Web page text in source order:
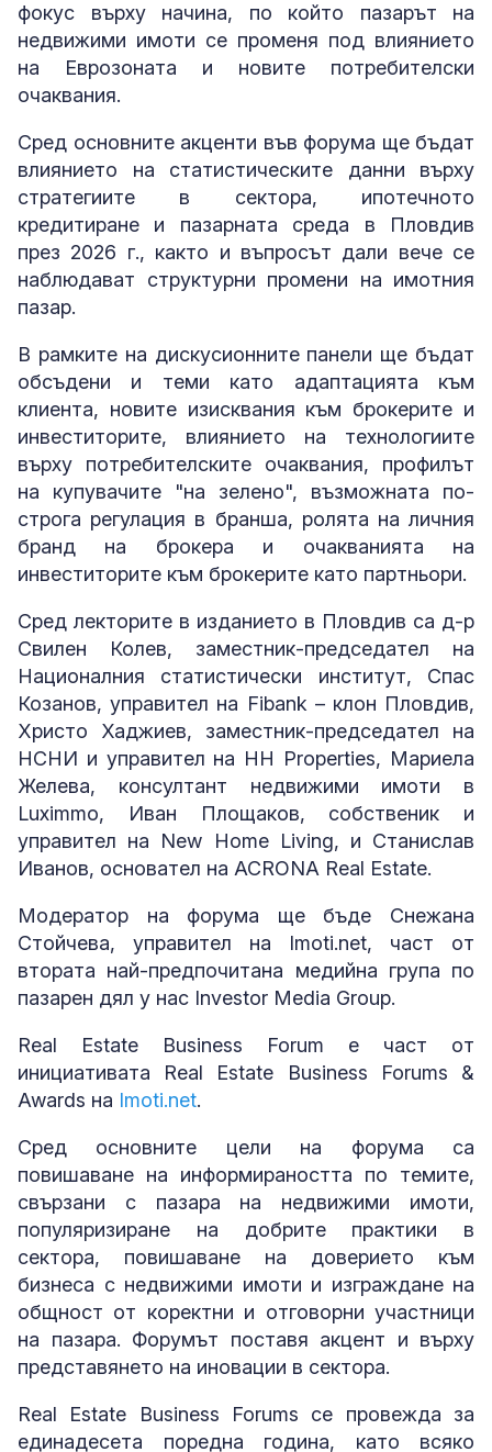
фокус върху начина, по който пазарът на
недвижими имоти се променя под влиянието
на Еврозоната и новите потребителски
очаквания.
Сред основните акценти във форума ще бъдат
влиянието на статистическите данни върху
стратегиите в сектора, ипотечното
кредитиране и пазарната среда в Пловдив
през 2026 г., както и въпросът дали вече се
наблюдават структурни промени на имотния
пазар.
В рамките на дискусионните панели ще бъдат
обсъдени и теми като адаптацията към
клиента, новите изисквания към брокерите и
инвеститорите, влиянието на технологиите
върху потребителските очаквания, профилът
на купувачите "на зелено", възможната по-
строга регулация в бранша, ролята на личния
бранд на брокера и очакванията на
инвеститорите към брокерите като партньори.
Сред лекторите в изданието в Пловдив са д-р
Свилен Колев, заместник-председател на
Националния статистически институт, Спас
Козанов, управител на Fibank – клон Пловдив,
Христо Хаджиев, заместник-председател на
НСНИ и управител на HH Properties, Мариела
Желева, консултант недвижими имоти в
Luximmo, Иван Площаков, собственик и
управител на New Home Living, и Станислав
Иванов, основател на ACRONA Real Estate.
Модератор на форума ще бъде Снежана
Стойчева, управител на Imoti.net, част от
втората най-предпочитана медийна група по
пазарен дял у нас Investor Media Group.
Real Estate Business Forum е част от
инициативата Real Estate Business Forums &
Awards на Imoti.net.
Сред основните цели на форума са
повишаване на информираността по темите,
свързани с пазара на недвижими имоти,
популяризиране на добрите практики в
сектора, повишаване на доверието към
бизнеса с недвижими имоти и изграждане на
общност от коректни и отговорни участници
на пазара. Форумът поставя акцент и върху
представянето на иновации в сектора.
Real Estate Business Forums се провежда за
единадесета поредна година, като всяко